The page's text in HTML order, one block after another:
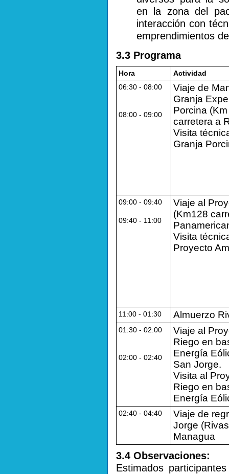
en la zona del
interacción con
emprendimientos
3.3 Programa
Hora
Actividad
06:30 - 08:00
08:00 - 09:00
Viaje de
Granja
Porcina
carretera a
Visita
Granja
09:00 - 09:40
09:40 - 11:00
Viaje al
(Km128
Visita
Proyecto
11:00 - 01:30 Almuerzo
01:30 - 02:00
02:00 - 02:40
Viaje al
Riego en
Energía
San Jorge.
Visita al
Riego en
Energía
02:40 - 04:40
Viaje de
Jorge
Managua
3.4 Observaciones:
Estimados